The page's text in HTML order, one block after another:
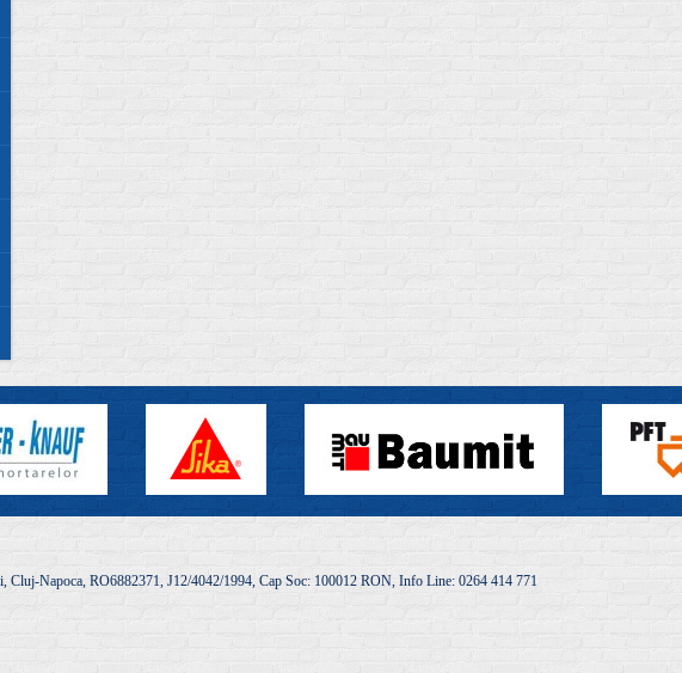
Napoca, RO6882371, J12/4042/1994, Cap Soc: 100012 RON, Info Line: 0264 414 771